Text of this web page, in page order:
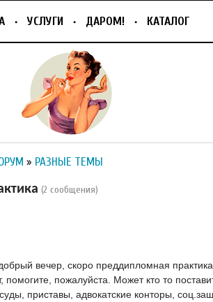
УСЛУГИ ДАРОМ! КАТАЛОГ
» РАЗНЫЕ ТЕМЫ
(2 сообщения)
вечер, скоро преддипломная
помогите, пожалуйста. Может кто то
приставы, адвокатские конторы,